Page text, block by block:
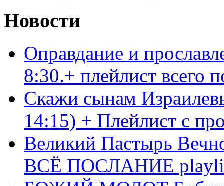
Новости
Оправдание и
8:30.+ плейлист
Скажи сынам
14:15) + Плейлист с
Великий Пастырь
ВСЁ ПОСЛАНИЕ